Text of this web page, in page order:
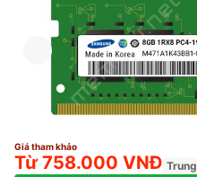
Giá tham khảo
Từ 758.000 VNĐ